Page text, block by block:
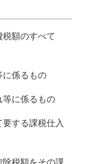
額のすべて
係るもの
に係るもの
する課税仕入